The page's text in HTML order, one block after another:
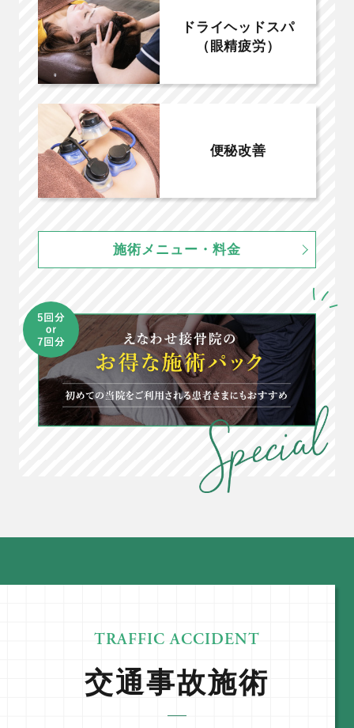
ドライヘッドスパ
（眼精疲労）
便秘改善
施術メニュー・料金
交通事故施術